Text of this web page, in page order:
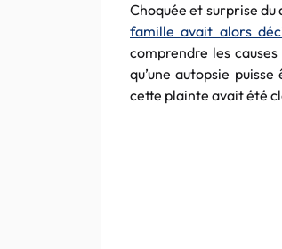
Choquée et surprise
famille avait alors
comprendre les
qu’une autopsie
cette plainte avait été